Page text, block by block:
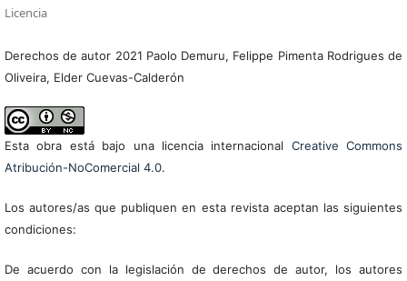
Licencia
Derechos de autor 2021 Paolo Demuru, Felippe Pimenta Rodrigues de
Oliveira, Elder Cuevas-Calderón
Esta obra está bajo una licencia internacional Creative Commons
Atribución-NoComercial 4.0.
Los autores/as que publiquen en esta revista aceptan las siguientes
condiciones:
De acuerdo con la legislación de derechos de autor, los autores